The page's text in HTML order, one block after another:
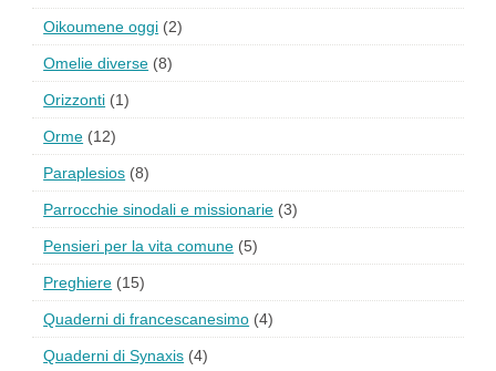
Oikoumene oggi (2)
Omelie diverse (8)
Orizzonti (1)
Orme (12)
Paraplesios (8)
Parrocchie sinodali e missionarie (3)
Pensieri per la vita comune (5)
Preghiere (15)
Quaderni di francescanesimo (4)
Quaderni di Synaxis (4)